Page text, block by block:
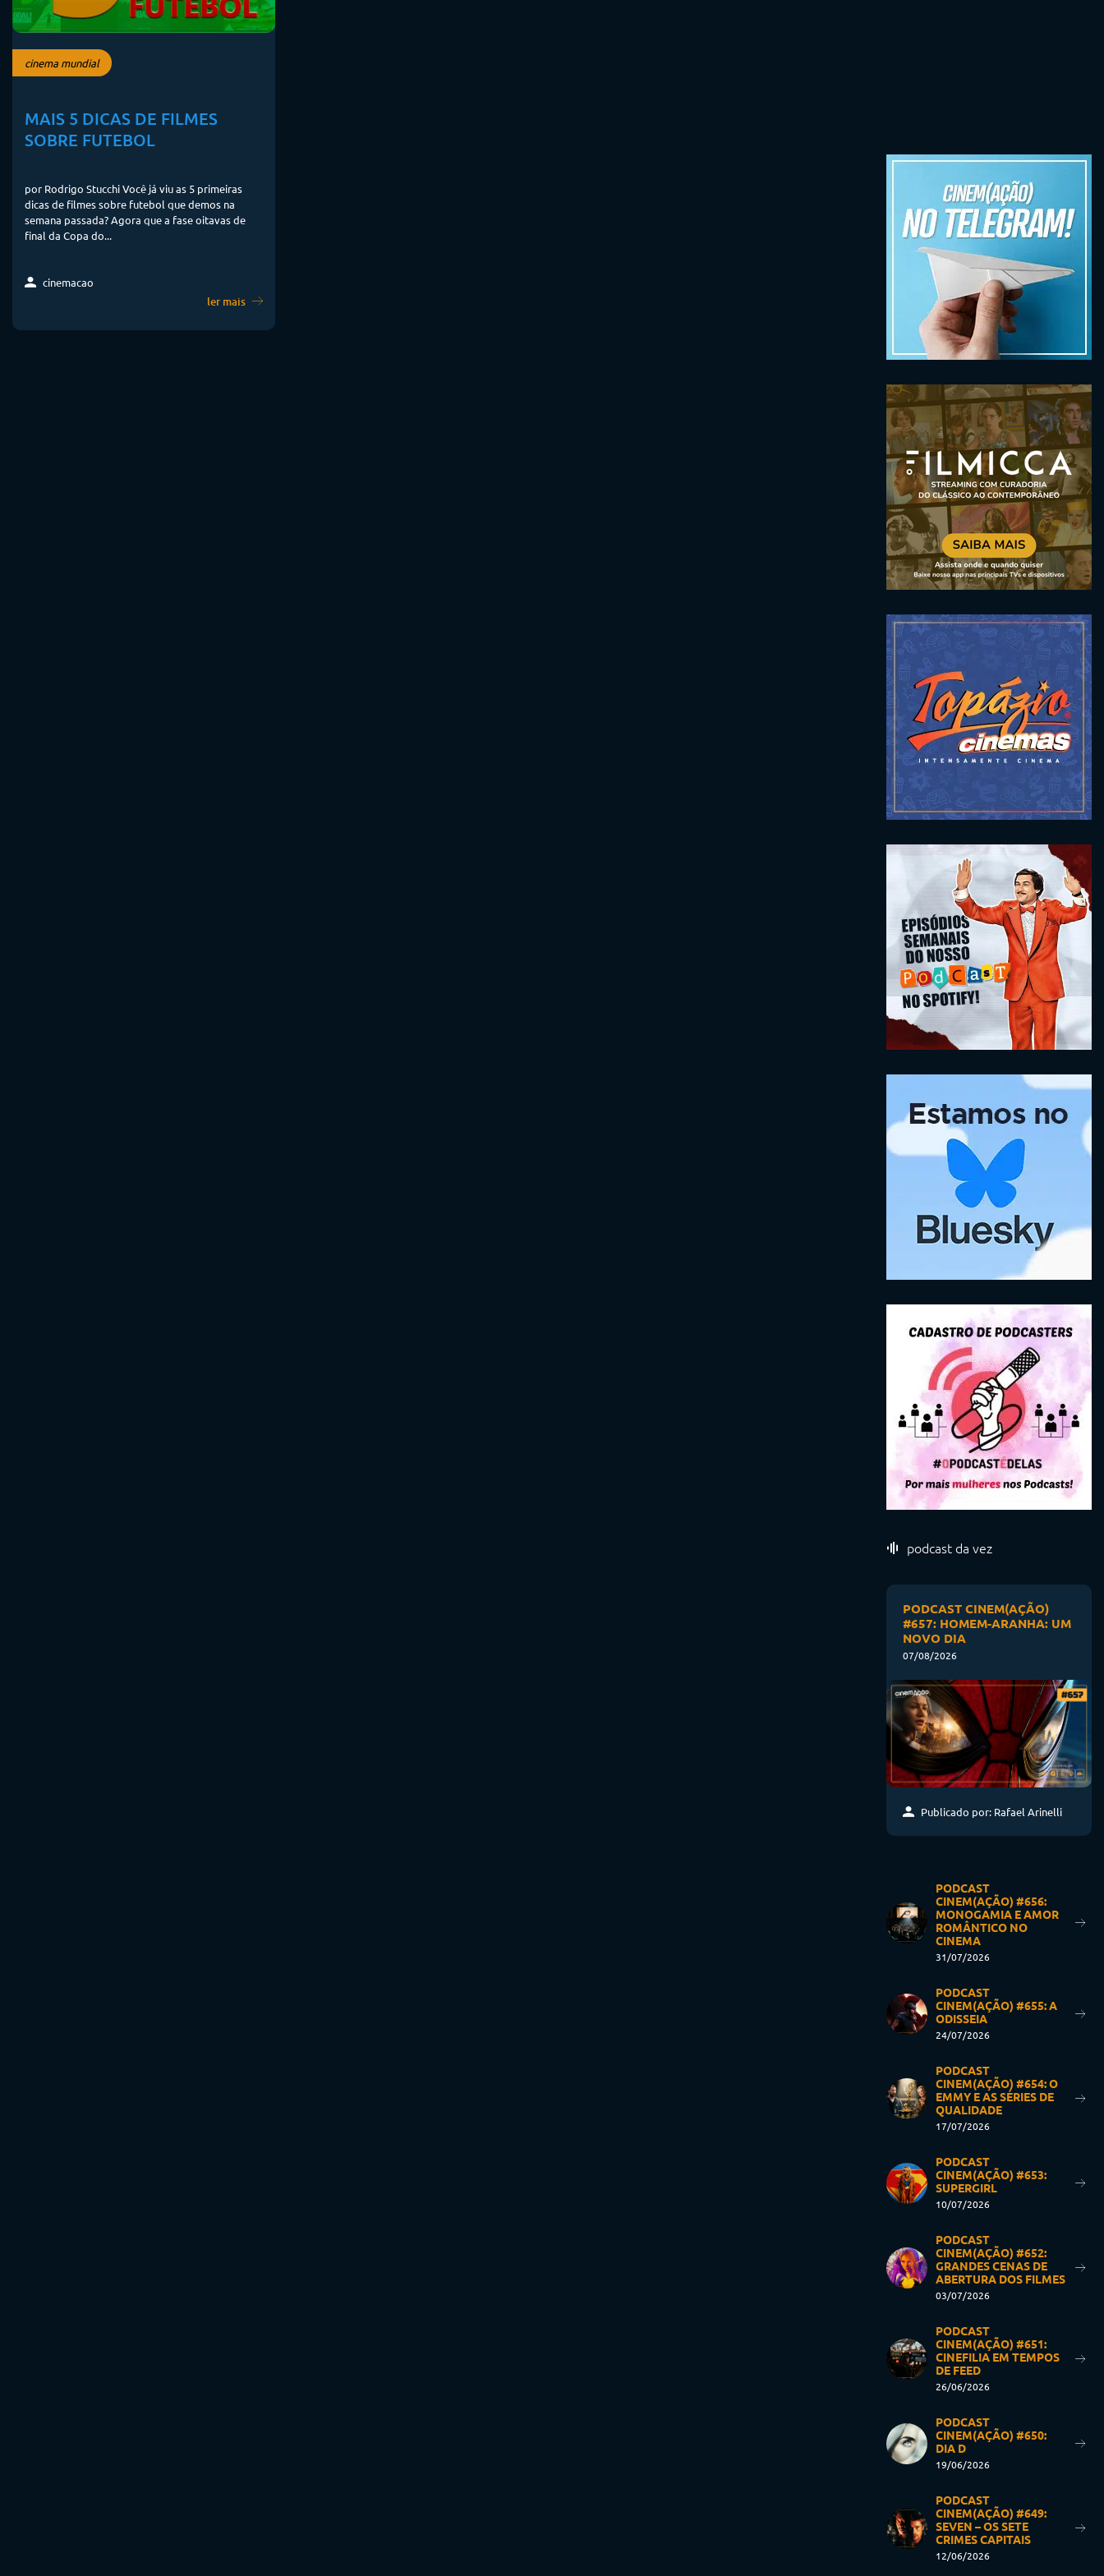
cinema mundial
MAIS 5 DICAS DE FILMES
SOBRE FUTEBOL
por Rodrigo Stucchi Você já viu as 5 primeiras
dicas de filmes sobre futebol que demos na
semana passada? Agora que a fase oitavas de
final da Copa do...
cinemacao
ler mais
podcast da vez
PODCAST CINEM(AÇÃO)
#657: HOMEM-ARANHA: UM
NOVO DIA
07/08/2026
Publicado por: Rafael Arinelli
PODCAST
CINEM(AÇÃO) #656:
MONOGAMIA E AMOR
ROMÂNTICO NO
CINEMA
31/07/2026
PODCAST
CINEM(AÇÃO) #655: A
ODISSEIA
24/07/2026
PODCAST
CINEM(AÇÃO) #654: O
EMMY E AS SÉRIES DE
QUALIDADE
17/07/2026
PODCAST
CINEM(AÇÃO) #653:
SUPERGIRL
10/07/2026
PODCAST
CINEM(AÇÃO) #652:
GRANDES CENAS DE
ABERTURA DOS FILMES
03/07/2026
PODCAST
CINEM(AÇÃO) #651:
CINEFILIA EM TEMPOS
DE FEED
26/06/2026
PODCAST
CINEM(AÇÃO) #650:
DIA D
19/06/2026
PODCAST
CINEM(AÇÃO) #649:
SEVEN – OS SETE
CRIMES CAPITAIS
12/06/2026